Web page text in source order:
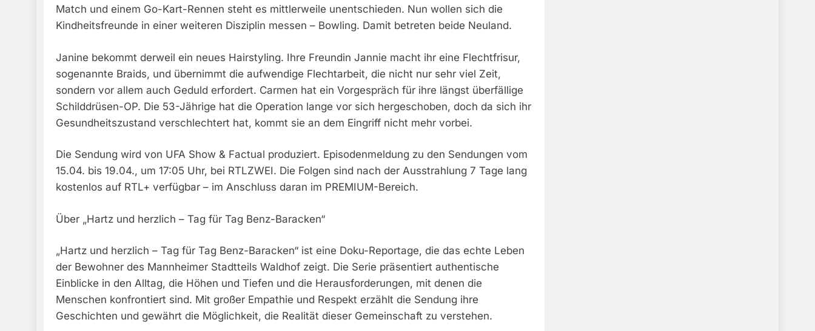
Match und einem Go-Kart-Rennen steht es mittlerweile unentschieden. Nun wollen sich die
Kindheitsfreunde in einer weiteren Disziplin messen – Bowling. Damit betreten beide Neuland.
Janine bekommt derweil ein neues Hairstyling. Ihre Freundin Jannie macht ihr eine Flechtfrisur,
sogenannte Braids, und übernimmt die aufwendige Flechtarbeit, die nicht nur sehr viel Zeit,
sondern vor allem auch Geduld erfordert. Carmen hat ein Vorgespräch für ihre längst überfällige
Schilddrüsen-OP. Die 53-Jährige hat die Operation lange vor sich hergeschoben, doch da sich ihr
Gesundheitszustand verschlechtert hat, kommt sie an dem Eingriff nicht mehr vorbei.
Die Sendung wird von UFA Show & Factual produziert. Episodenmeldung zu den Sendungen vom
15.04. bis 19.04., um 17:05 Uhr, bei RTLZWEI. Die Folgen sind nach der Ausstrahlung 7 Tage lang
kostenlos auf RTL+ verfügbar – im Anschluss daran im PREMIUM-Bereich.
Über „Hartz und herzlich – Tag für Tag Benz-Baracken“
„Hartz und herzlich – Tag für Tag Benz-Baracken“ ist eine Doku-Reportage, die das echte Leben
der Bewohner des Mannheimer Stadtteils Waldhof zeigt. Die Serie präsentiert authentische
Einblicke in den Alltag, die Höhen und Tiefen und die Herausforderungen, mit denen die
Menschen konfrontiert sind. Mit großer Empathie und Respekt erzählt die Sendung ihre
Geschichten und gewährt die Möglichkeit, die Realität dieser Gemeinschaft zu verstehen.